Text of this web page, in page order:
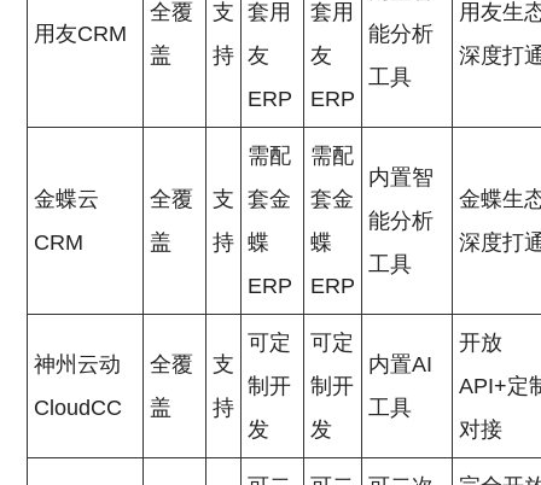
用友CRM
全覆
盖
支
持
套用
友
ERP
套用
友
ERP
能分析
工具
用友生
深度打
金蝶云
CRM
全覆
盖
支
持
需配
套金
蝶
ERP
需配
套金
蝶
ERP
内置智
能分析
工具
金蝶生
深度打
神州云动
CloudCC
全覆
盖
支
持
可定
制开
发
可定
制开
发
内置AI
工具
开放
API+定
对接